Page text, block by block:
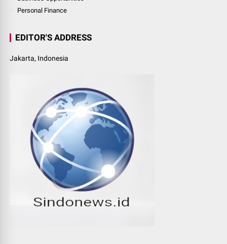
Personal Finance
EDITOR'S ADDRESS
Jakarta, Indonesia